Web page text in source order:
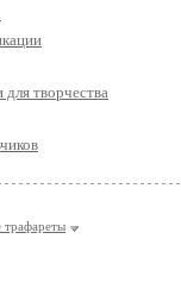
творчества
трафареты